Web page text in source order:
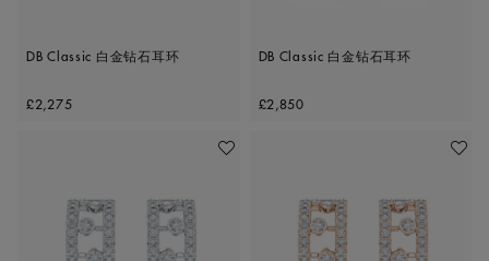
DB Classic 白金钻石耳环
Original price
£2,275
DB Classic 白金钻石耳环
Original price
£2,850
收藏作品 收藏作